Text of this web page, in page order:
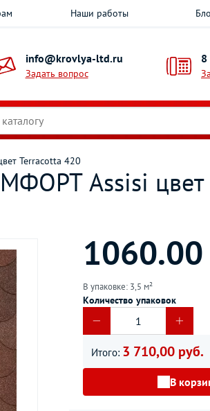
Наши работы
info@krovlya-ltd.ru
Задать вопрос
Terracotta 420
Assisi цвет
1060.00
В упаковке: 3,5 м²
Количество упаковок
Итого: 3 710,00 руб.
В